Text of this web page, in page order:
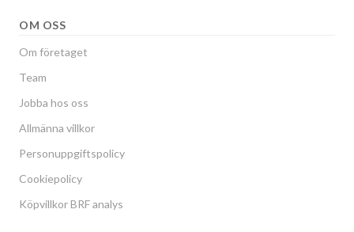
OM OSS
Om företaget
Team
Jobba hos oss
Allmänna villkor
Personuppgiftspolicy
Cookiepolicy
Köpvillkor BRF analys